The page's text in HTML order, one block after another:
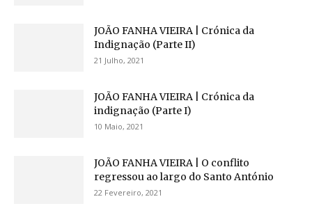
JOÃO FANHA VIEIRA | Crónica da
Indignação (Parte II)
21 Julho, 2021
JOÃO FANHA VIEIRA | Crónica da
indignação (Parte I)
10 Maio, 2021
JOÃO FANHA VIEIRA | O conflito
regressou ao largo do Santo António
22 Fevereiro, 2021